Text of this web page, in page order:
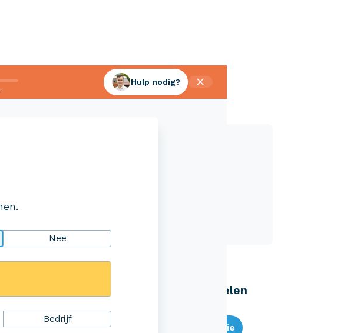
Hulp nodig?
Nee
Bedrijf
Eenvoudig zelf regelen
Bereken je premie